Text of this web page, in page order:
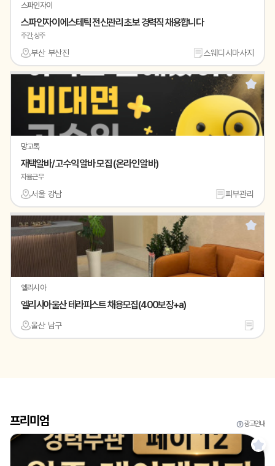
스파인자이
스파인자이 에스테틱 전신관리 초보 경력직 채용합니다
주간,상주
부산 부산진 스웨디시마사지
망고톡
재택알바/ 고수익 알바 모집 (온라인 알바)
자율근무
서울 강남 피부관리
엘리시아
엘리시아울산 테라피스트 채용모집(400보장+a)
울산 남구
프리미엄 광고안내